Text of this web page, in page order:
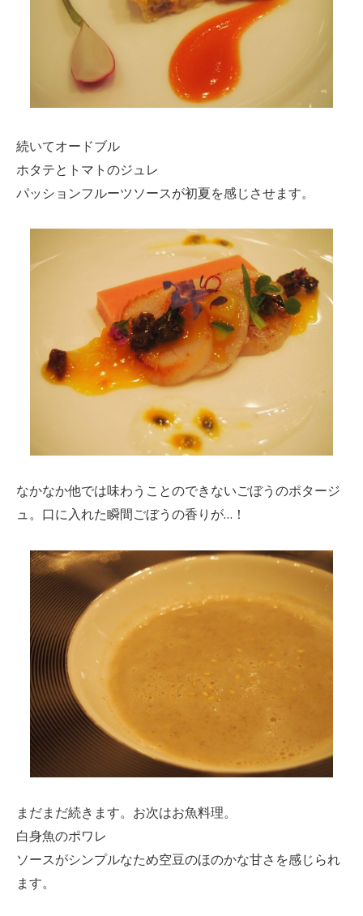
続いてオードブル
ホタテとトマトのジュレ
パッションフルーツソースが初夏を感じさせます。
なかなか他では味わうことのできないごぼうのポタージ
ュ。口に入れた瞬間ごぼうの香りが…！
まだまだ続きます。お次はお魚料理。
白身魚のポワレ
ソースがシンプルなため空豆のほのかな甘さを感じられ
ます。